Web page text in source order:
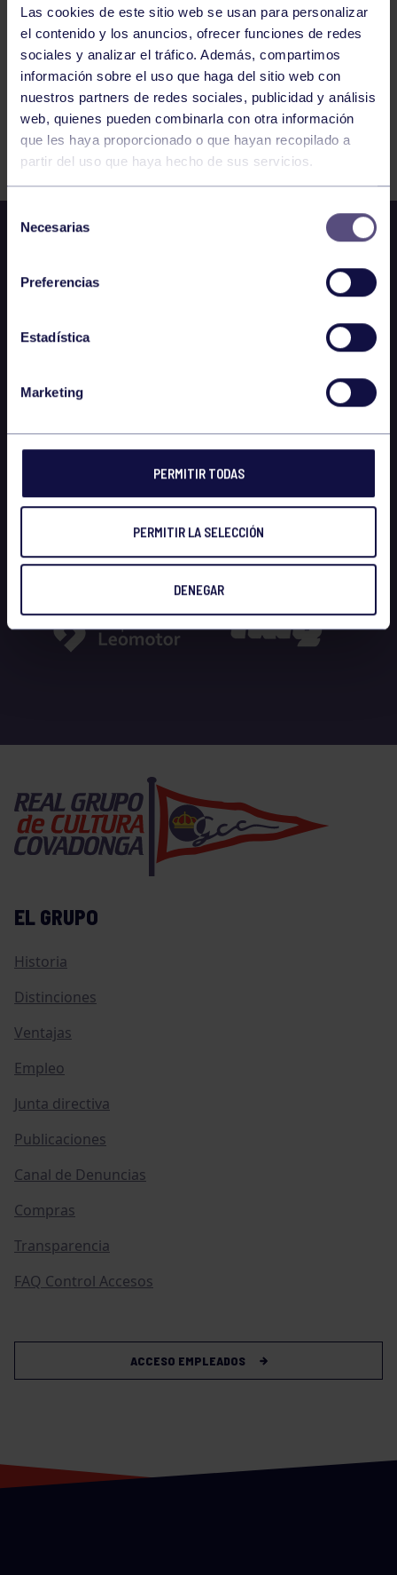
Las cookies de este sitio web se usan para personalizar
el contenido y los anuncios, ofrecer funciones de redes
sociales y analizar el tráfico. Además, compartimos
información sobre el uso que haga del sitio web con
nuestros partners de redes sociales, publicidad y análisis
web, quienes pueden combinarla con otra información
que les haya proporcionado o que hayan recopilado a
partir del uso que haya hecho de sus servicios.
Necesarias
Preferencias
Estadística
Marketing
PERMITIR TODAS
PERMITIR LA SELECCIÓN
DENEGAR
138 139 140 141 142 143 144
145 146 147 148 149
FILTRAR
EL GRUPO
Historia
Distinciones
Ventajas
Empleo
Junta directiva
Publicaciones
Canal de Denuncias
Compras
Transparencia
FAQ Control Accesos
ACCESO EMPLEADOS